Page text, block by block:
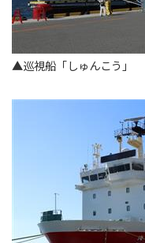
▲巡視船「しゅんこう」